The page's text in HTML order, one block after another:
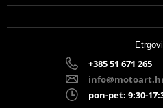
+385 51 671 265
pon-pet: 9:30-